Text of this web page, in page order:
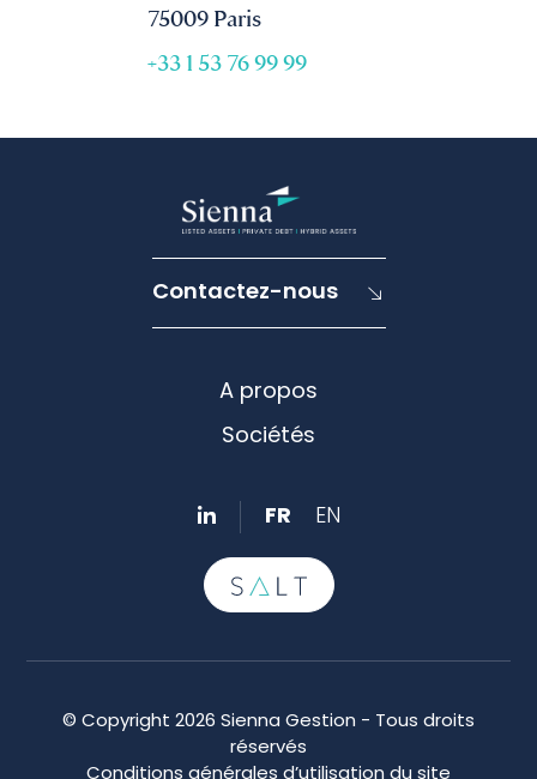
75009 Paris
+33 1 53 76 99 99
Contactez-nous
A propos
Sociétés
FR EN
© Copyright 2026 Sienna Gestion - Tous droits
réservés
Conditions générales d’utilisation du site